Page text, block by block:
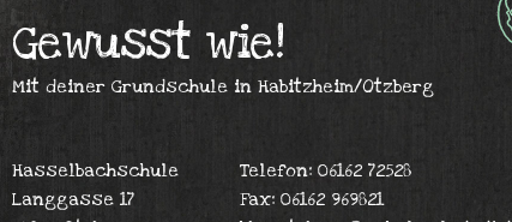
Gewusst wie!
Mit deiner Grundschule in Habitzheim/Otzberg
Hasselbachschule
Langgasse 17
Telefon: 06162 72528
Fax: 06162 969821